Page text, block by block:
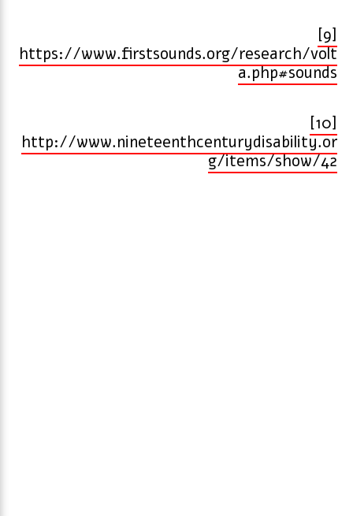
[9]
https://www.firstsounds.org/research/volt
a.php#sounds
[10]
http://www.nineteenthcenturydisability.or
g/items/show/42